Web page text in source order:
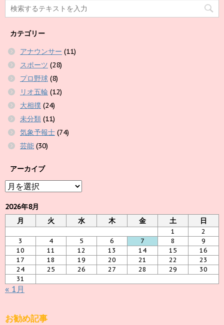
カテゴリー
アナウンサー (11)
スポーツ (28)
プロ野球 (8)
リオ五輪 (12)
大相撲 (24)
未分類 (11)
気象予報士 (74)
芸能 (30)
アーカイブ
ア
カ
イ
ブ
2026年8月
月
火 水 木 金 土 日
1
2
3
4 5 6 7 8
9
10
11 12 13 14 15
16
17
18 19 20 21 22
23
24
25 26 27 28 29
30
31
« 1月
お勧め記事